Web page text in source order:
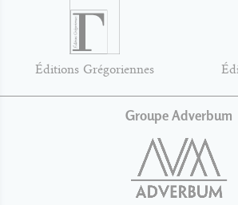
Éditions Grégoriennes
Groupe Adverbum